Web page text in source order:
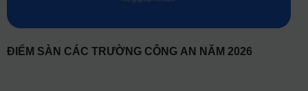
ĐIỂM SÀN CÁC TRƯỜNG CÔNG AN NĂM 2026